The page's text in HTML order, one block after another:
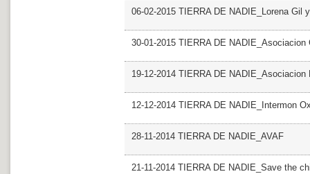
06-02-2015 TIERRA DE NADIE_Lorena Gil
30-01-2015 TIERRA DE NADIE_Asociacion
19-12-2014 TIERRA DE NADIE_Asociacion
12-12-2014 TIERRA DE NADIE_Intermon
28-11-2014 TIERRA DE NADIE_AVAF
21-11-2014 TIERRA DE NADIE_Save the